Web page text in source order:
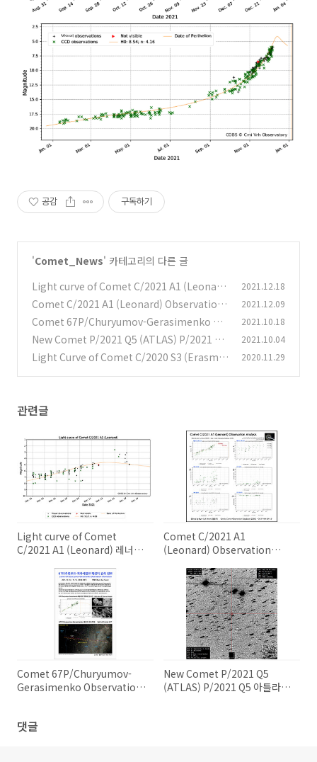
공감 구독하기
'Comet_News' 카테고리의 다른 글
Light curve of Comet C/2021 A1 (Leonar
d) 레너드 혜성의 광도 곡선 (0)
2021.12.18
Comet C/2021 A1 (Leonard) Observation
Analysis C/2021 A1 (레너드) 혜성의 관측 분석
정보
(0)
2021.12.09
Comet 67P/Churyumov-Gerasimenko Ob
servation Information 67P/추류모프-게라
시멘코 혜성의 관측 정보
(0)
2021.10.18
New Comet P/2021 Q5 (ATLAS) P/2021 Q5
아틀라스 혜성 발견 (0)
2021.10.04
Light Curve of Comet C/2020 S3 (Erasmu
2020.11.29
관련글
Light curve of Comet
C/2021 A1 (Leonard) 레너드
Comet C/2021 A1
(Leonard) Observation
혜성의 관측 분석 정보
Comet 67P/Churyumov-
Gerasimenko Observation
New Comet P/2021 Q5
(ATLAS) P/2021 Q5 아틀라스
댓글